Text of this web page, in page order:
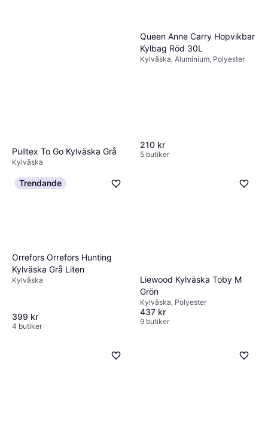
Pulltex To Go Kylväska Grå
Kylväska
6 butiker
Queen Anne Carry Hopvikbar
Kylbag Röd 30L
Kylväska, Aluminium, Polyester
210 kr
5 butiker
Trendande
Orrefors Orrefors Hunting
Kylväska Grå Liten
Kylväska
399 kr
4 butiker
Liewood Kylväska Toby M
Grön
Kylväska, Polyester
437 kr
9 butiker